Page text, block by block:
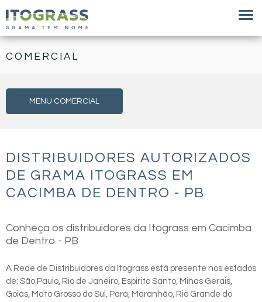
COMERCIAL
MENU COMERCIAL
DISTRIBUIDORES AUTORIZADOS
DE GRAMA ITOGRASS EM
CACIMBA DE DENTRO - PB
Conheça os distribuidores da Itograss em Cacimba
de Dentro - PB
A Rede de Distribuidores da Itograss está presente nos estados
de: São Paulo, Rio de Janeiro, Espirito Santo, Minas Gerais,
Goiás, Mato Grosso do Sul, Pará, Maranhão, Rio Grande do